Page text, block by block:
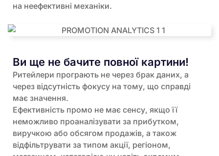
на неефективні механіки.
Ви ще не бачите повної картини!
Ритейлери програють не через брак даних, а
через відсутність фокусу на тому, що справді
має значення.
Ефективність промо не має сенсу, якщо її
неможливо проаналізувати за прибутком,
виручкою або обсягом продажів, а також
відфільтрувати за типом акції, регіоном,